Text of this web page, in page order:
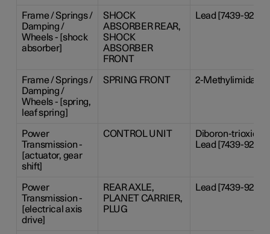
Frame / Springs /
Damping /
Wheels - [shock
absorber]
SHOCK
ABSORBER REAR,
SHOCK
ABSORBER
FRONT
Lead [7439-92-1]
Frame / Springs /
Damping /
Wheels - [spring,
leaf spring]
SPRING FRONT 2-
Power
Transmission -
[actuator, gear
shift]
CONTROL UNIT
Diboron-trioxide
Lead [7439-92-1],
Power
Transmission -
[electrical axis
drive]
REAR AXLE,
PLANET CARRIER,
PLUG
Lead [7439-92-